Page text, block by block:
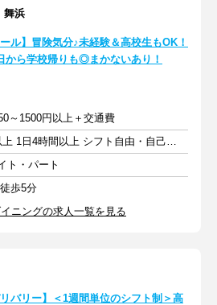
舞浜
ール】冒険気分♪未経験＆高校生もOK！
から学校帰りも◎まかないあり！
～1500円以上＋交通費
週2日以上 1日4時間以上 シフト自由・自己申告
ト・パート
歩5分
ニングの求人一覧を見る
リバリー】＜1週間単位のシフト制＞高